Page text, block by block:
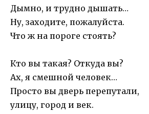
Дымно, и трудно дышать…
Ну, заходите, пожалуйста.
Что ж на пороге стоять?
Кто вы такая? Откуда вы?
Ах, я смешной человек…
Просто вы дверь перепутали,
улицу, город и век.